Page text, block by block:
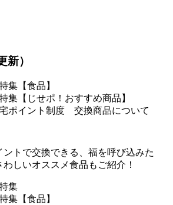
新）
集【食品】
集【じせポ！おすすめ商品】
ポイント制度 交換商品について
ントで交換できる、福を呼び込みた
しいオススメ食品もご紹介！
集
集【食品】